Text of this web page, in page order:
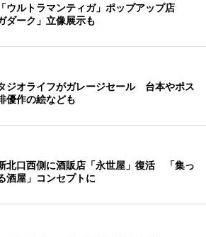
ウルトラマンティガ」ポップアップ店
ダーク」立像展示も
ジオライフがガレージセール 台本やポス
優作の絵なども
北口西側に酒販店「永世屋」復活 「集っ
酒屋」コンセプトに